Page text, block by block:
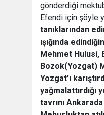
gönderdiği
Efendi için şöyle
tanıklarından
ışığında
Mehmet Hulusi,
Bozok(Yozgat)
Yozgat'ı
yağmalattırdığı
tavrını